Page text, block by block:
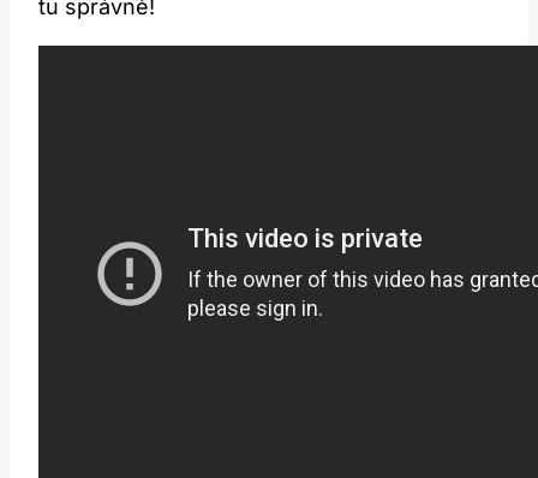
tu správně!